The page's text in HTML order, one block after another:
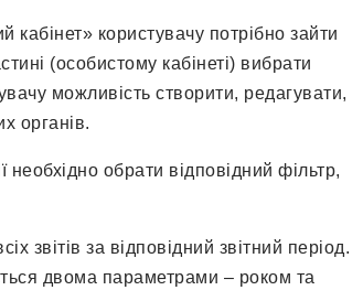
кабінет» користувачу потрібно зайти
(особистому кабінеті) вибрати
можливість створити, редагувати,
органів.
необхідно обрати відповідний фільтр,
звітів за відповідний звітний період.
двома параметрами – роком та